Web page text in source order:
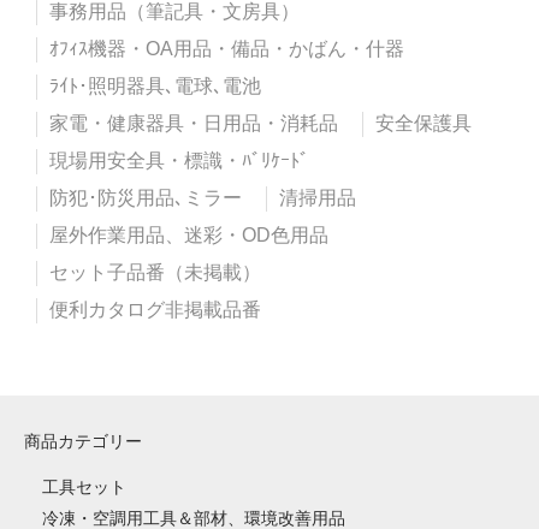
事務用品（筆記具・文房具）
ｵﾌｨｽ機器・OA用品・備品・かばん・什器
ﾗｲﾄ･照明器具､電球､電池
家電・健康器具・日用品・消耗品
安全保護具
現場用安全具・標識・ﾊﾞﾘｹｰﾄﾞ
防犯･防災用品､ミラー
清掃用品
屋外作業用品、迷彩・OD色用品
セット子品番（未掲載）
便利カタログ非掲載品番
商品カテゴリー
工具セット
冷凍・空調用工具＆部材、環境改善用品